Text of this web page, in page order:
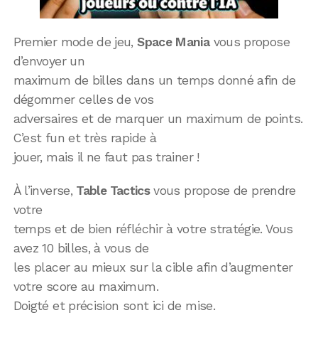
Premier mode de jeu,Space Maniavous propose
d’envoyer un
maximum de billes dans un temps donné afin de
dégommer celles de vos
adversaires et de marquer un maximum de points.
C’est fun et très rapide à
jouer, mais il ne faut pas trainer !
À l’inverse, Table Tacticsvous propose de prendre
votre
temps et de bien réfléchir à votre stratégie. Vous
avez 10 billes, à vous de
les placer au mieux sur la cible afin d’augmenter
votre score au maximum.
Doigté et précision sont ici de mise.